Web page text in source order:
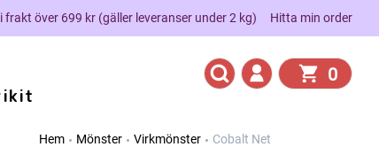
frakt över 699 kr (gäller leveranser under 2 kg) Hitta min order
0
Hem Mönster Virkmönster Cobalt Net